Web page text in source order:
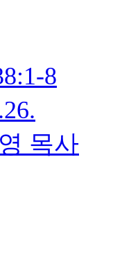
8
목사